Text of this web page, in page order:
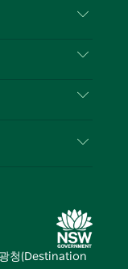
스
NSW) 미디
청(Destination